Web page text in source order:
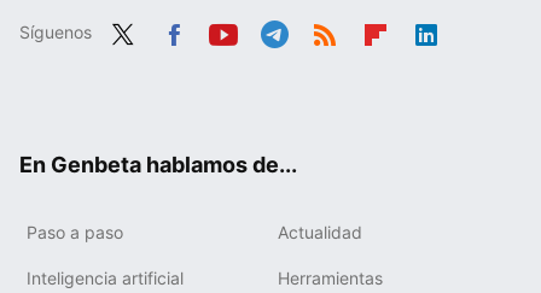
Síguenos
En Genbeta hablamos de...
Paso a paso Actualidad
Inteligencia artificial Herramientas